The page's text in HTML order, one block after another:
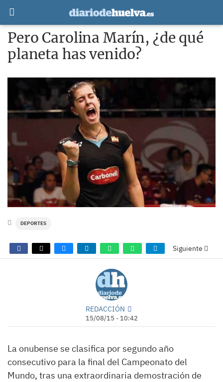
Pero Carolina Marín, ¿de qué
planeta has venido?
DEPORTES
Siguiente
REDACCIÓN
15/08/15 - 10:42
La onubense se clasifica por segundo año
consecutivo para la final del Campeonato del
Mundo, tras una extraordinaria demostración de